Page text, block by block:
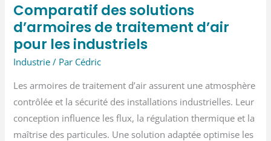
Comparatif des solutions
d’armoires de traitement d’air
pour les industriels
Industrie / Par Cédric
Les armoires de traitement d’air assurent une atmosphère
contrôlée et la sécurité des installations industrielles. Leur
conception influence les flux, la régulation thermique et la
maîtrise des particules. Une solution adaptée optimise les